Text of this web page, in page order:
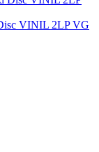
VINIL 2LP VG